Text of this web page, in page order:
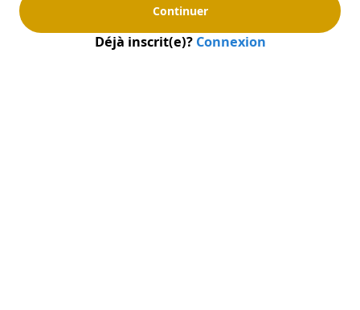
Continuer
Déjà inscrit(e)? Connexion